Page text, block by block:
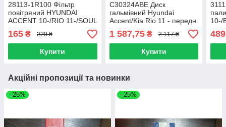
28113-1R100 Фільтр
повітряний HYUNDAI
ACCENT 10-/RIO 11-/SOUL
11-(SHIN KUM) Корея
165 ₴ 220 ₴
Купити
C30324ABE Диск
гальмівний Hyundai
Accent/Kia Rio 11 - передн.
2 шт комплект
1 587,75₴ 2 117 ₴
Купити
10-/
489
Акційні пропозиції та новинки
–25% –25%